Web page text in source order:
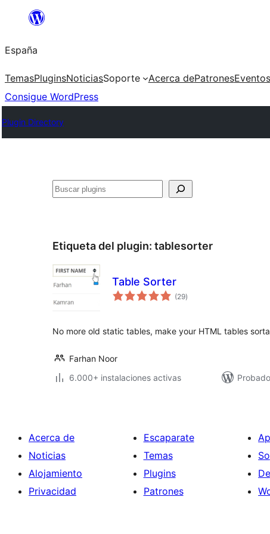
Saltar
contenido
España
TemasPluginsNoticiasSoporte Acerca dePatronesEventos
Consigue WordPress
Plugin Directory
Buscar
Etiqueta del plugin: tablesorter
Table Sorter
(29valoraciones
en
)
No more old static tables, make your HTML tables
Farhan Noor
6.000+ instalaciones activas
Acerca de
Noticias
Alojamiento
Privacidad
Escaparate
Temas
Plugins
Patrones